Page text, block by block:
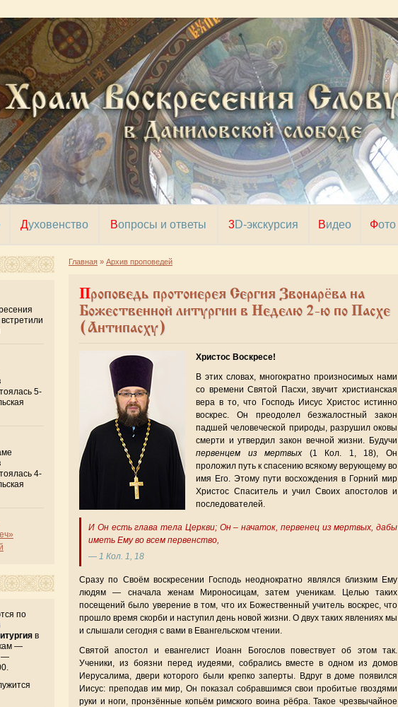
Духовенство Вопросы и ответы 3D-экскурсия Видео Фото
Главная » Архив проповедей
Проповедь протоиерея Сергия Звонарёва на
Божественной литургии в Неделю 2-ю по Пасхе
(Антипасху)
Христос Воскресе!
В этих словах, многократно произносимых нами
со времени Святой Пасхи, звучит христианская
вера в то, что Господь Иисус Христос истинно
воскрес. Он преодолел безжалостный закон
падшей человеческой природы, разрушил оковы
смерти и утвердил закон вечной жизни. Будучи
первенцем из мертвых (1 Кол. 1, 18), Он
проложил путь к спасению всякому верующему во
имя Его. Этому пути восхождения в Горний мир
Христос Спаситель и учил Своих апостолов и
последователей.
И Он есть глава тела Церкви; Он – начаток, первенец из мертвых, дабы
иметь Ему во всем первенство,
— 1 Кол. 1, 18
Сразу по Своём воскресении Господь неоднократно являлся близким Ему
людям — сначала женам Мироносицам, затем ученикам. Целью таких
посещений было уверение в том, что их Божественный учитель воскрес, что
прошло время скорби и наступил день новой жизни. О двух таких явлениях мы
и слышали сегодня с вами в Евангельском чтении.
Святой апостол и евангелист Иоанн Богослов повествует об этом так.
Ученики, из боязни перед иудеями, собрались вместе в одном из домов
Иерусалима, двери которого были крепко заперты. Вдруг в доме появился
Иисус: преподав им мир, Он показал собравшимся свои пробитые гвоздями
руки и ноги, пронзённые копьём римского воина рёбра. Такое чрезвычайное
5-
4-
по
в
—
—